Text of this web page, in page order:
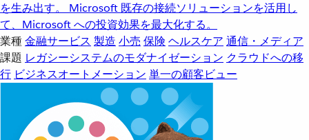
を生み出す。
Microsoft 既存の接続ソリューションを活用し
て、Microsoft への投資効果を最大化する。
業種金融サービス 製造 小売 保険 ヘルスケア 通信・メディア
課題 レガシーシステムのモダナイゼーション クラウドへの移
行 ビジネスオートメーション 単一の顧客ビュー